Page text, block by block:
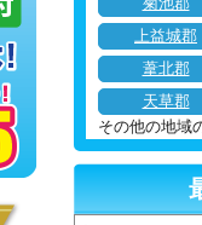
菊池郡
上益城郡
葦北郡
天草郡
その他の地域